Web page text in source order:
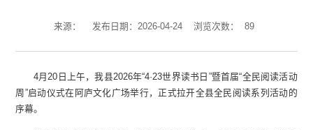
来源： 发布日期：2026-04-24 浏览次数： 89
4月20日上午，我县2026年“4·23世界读书日”暨首届“全民阅读活动
周”启动仪式在阿庐文化广场举行，正式拉开全县全民阅读系列活动的
序幕。